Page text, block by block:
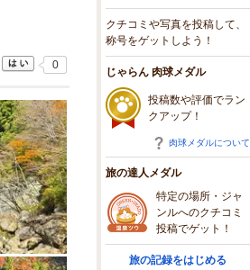
0
クチコミや写真を投稿して、
称号をゲットしよう！
じゃらん 肉球メダル
投稿数や評価でラン
クアップ！
肉球メダルについて
旅の達人メダル
特定の場所・ジャ
ンルへのクチコミ
投稿でゲット！
旅の記録をはじめる